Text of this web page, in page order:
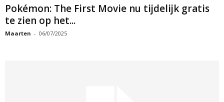
Pokémon: The First Movie nu tijdelijk gratis
te zien op het...
Maarten - 06/07/2025